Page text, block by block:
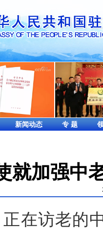
新闻动态 专 题
就加强中
在访老的